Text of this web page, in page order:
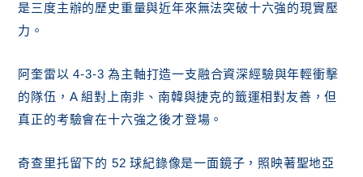
是三度主辦的歷史重量與近年來無法突破十六強的現實壓
力。
阿奎雷以 4-3-3 為主軸打造一支融合資深經驗與年輕衝擊
的隊伍，A 組對上南非、南韓與捷克的籤運相對友善，但
真正的考驗會在十六強之後才登場。
奇查里托留下的 52 球紀錄像是一面鏡子，照映著聖地亞